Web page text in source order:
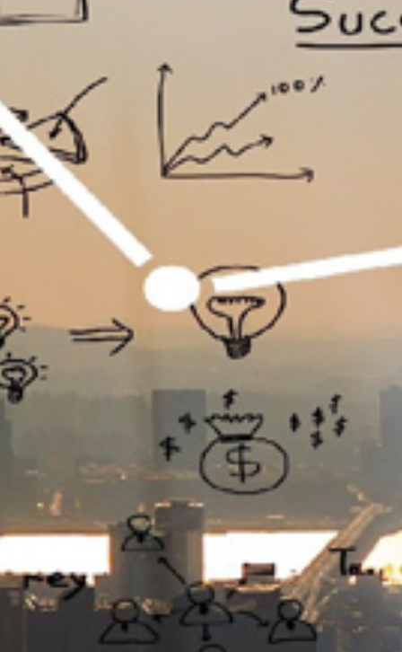
با
ما